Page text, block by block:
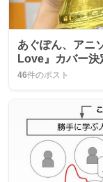
あぐぽん、アニ
Love』カバー
46件のポスト